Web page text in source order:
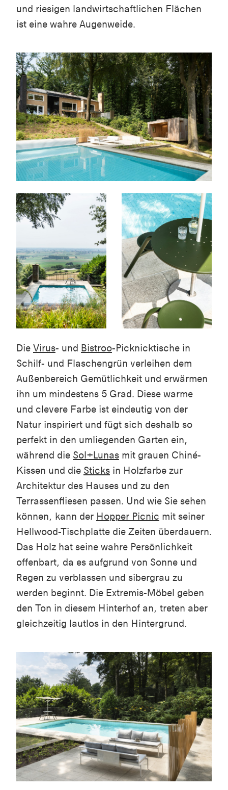
und riesigen landwirtschaftlichen Flächen
ist eine wahre Augenweide.
Die Virus- und Bistroo-Picknicktische in
Schilf- und Flaschengrün verleihen dem
Außenbereich Gemütlichkeit und erwärmen
ihn um mindestens 5 Grad. Diese warme
und clevere Farbe ist eindeutig von der
Natur inspiriert und fügt sich deshalb so
perfekt in den umliegenden Garten ein,
während die Sol+Lunas mit grauen Chiné-
Kissen und die Sticks in Holzfarbe zur
Architektur des Hauses und zu den
Terrassenfliesen passen. Und wie Sie sehen
können, kann der Hopper Picnic mit seiner
Hellwood-Tischplatte die Zeiten überdauern.
Das Holz hat seine wahre Persönlichkeit
offenbart, da es aufgrund von Sonne und
Regen zu verblassen und sibergrau zu
werden beginnt. Die Extremis-Möbel geben
den Ton in diesem Hinterhof an, treten aber
gleichzeitig lautlos in den Hintergrund.